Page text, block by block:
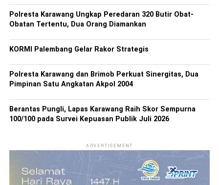
Polresta Karawang Ungkap Peredaran 320 Butir Obat-
Obatan Tertentu, Dua Orang Diamankan
KORMI Palembang Gelar Rakor Strategis
Polresta Karawang dan Brimob Perkuat Sinergitas, Dua
Pimpinan Satu Angkatan Akpol 2004
Berantas Pungli, Lapas Karawang Raih Skor Sempurna
100/100 pada Survei Kepuasan Publik Juli 2026
ADVERTISEMENT